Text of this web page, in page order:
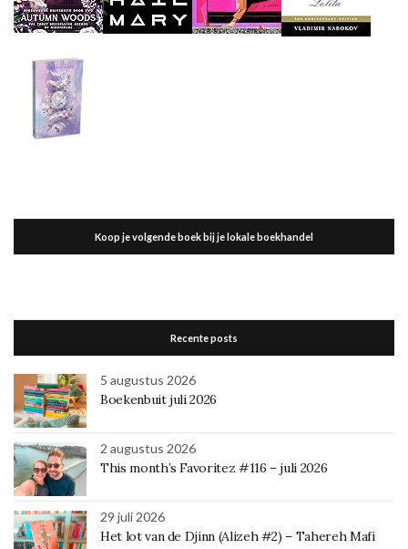
Koop je volgende boek bij je lokale boekhandel
Recente posts
5 augustus 2026
Boekenbuit juli 2026
2 augustus 2026
This month’s Favoritez #116 – juli 2026
29 juli 2026
Het lot van de Djinn (Alizeh #2) – Tahereh Mafi